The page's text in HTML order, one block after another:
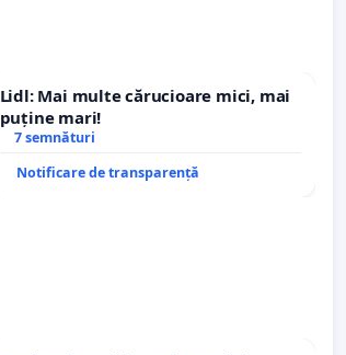
Lidl: Mai multe cărucioare mici, mai
puține mari!
7 semnături
Notificare de transparență